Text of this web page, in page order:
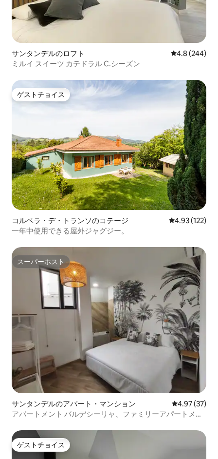
サンタンデルのロフト レビュー244
4.8 (244)
ミルイ スイーツ カテドラル C.シーズン
ゲストチョイス
ゲストチョイス
コルベラ・デ・トランソのコテージ レビュー122
4.93 (122)
一年中使用できる屋外ジャグジー。
スーパーホスト
スーパーホスト
サンタンデルのアパート・マンション レビュー37
4.97 (37)
アパートメント バルデシーリャ、ファミリーアパートメン
ゲストチョイス
ゲストチョイス